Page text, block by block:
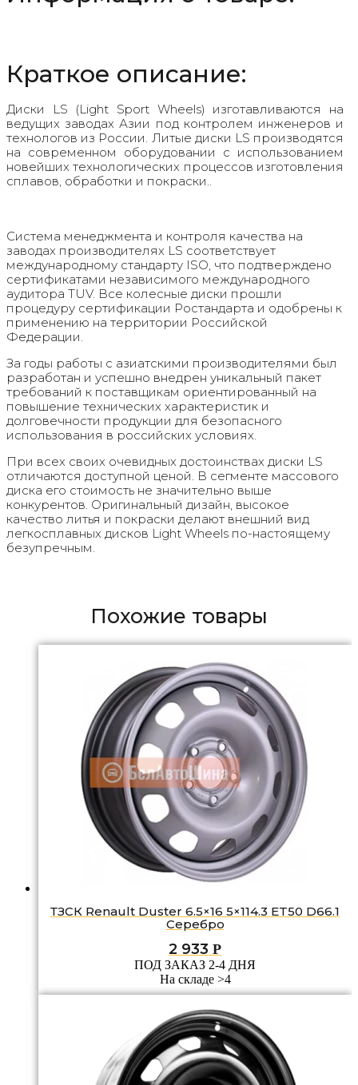
Краткое описание:
Диски LS (Light Sport Wheels) изготавливаются на
ведущих заводах Азии под контролем инженеров и
технологов из России. Литые диски LS производятся
на современном оборудовании с использованием
новейших технологических процессов изготовления
сплавов, обработки и покраски..
Система менеджмента и контроля качества на
заводах производителях LS соответствует
международному стандарту ISO, что подтверждено
сертификатами независимого международного
аудитора TUV. Все колесные диски прошли
процедуру сертификации Ростандарта и одобрены к
применению на территории Российской
Федерации.
За годы работы с азиатскими производителями был
разработан и успешно внедрен уникальный пакет
требований к поставщикам ориентированный на
повышение технических характеристик и
долговечности продукции для безопасного
использования в российских условиях.
При всех своих очевидных достоинствах диски LS
отличаются доступной ценой. В сегменте массового
диска его стоимость не значительно выше
конкурентов. Оригинальный дизайн, высокое
качество литья и покраски делают внешний вид
легкосплавных дисков Light Wheels по-настоящему
безупречным.
Похожие товары
ТЗСК Renault Duster 6.5×16 5×114.3 ET50 D66.1
Серебро
2 933 Р
ПОД ЗАКАЗ 2-4 ДНЯ
На складе >4